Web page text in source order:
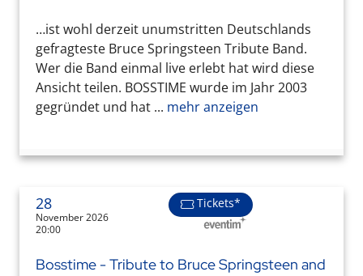
…ist wohl derzeit unumstritten Deutschlands
gefragteste Bruce Springsteen Tribute Band.
Wer die Band einmal live erlebt hat wird diese
Ansicht teilen. BOSSTIME wurde im Jahr 2003
gegründet und hat ... mehr anzeigen
28
November 2026
20:00
Tickets*
Bosstime - Tribute to Bruce Springsteen and